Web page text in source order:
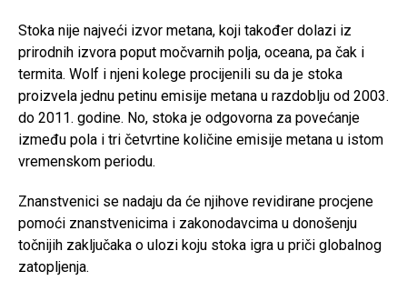
Stoka nije najveći izvor metana, koji također dolazi iz
prirodnih izvora poput močvarnih polja, oceana, pa čak i
termita. Wolf i njeni kolege procijenili su da je stoka
proizvela jednu petinu emisije metana u razdoblju od 2003.
do 2011. godine. No, stoka je odgovorna za povećanje
između pola i tri četvrtine količine emisije metana u istom
vremenskom periodu.
Znanstvenici se nadaju da će njihove revidirane procjene
pomoći znanstvenicima i zakonodavcima u donošenju
točnijih zaključaka o ulozi koju stoka igra u priči globalnog
zatopljenja.